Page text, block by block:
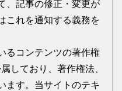
、記事の修正・変更が
これを通知する義務を
るコンテンツの著作権
しており、著作権法、
ます。当サイトのテキ